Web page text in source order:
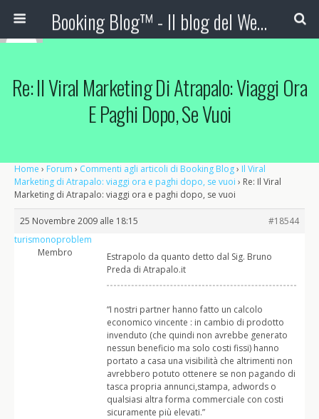
Booking Blog™ - Il blog del Web Marketing Turistico
Re: Il Viral Marketing Di Atrapalo: Viaggi Ora
E Paghi Dopo, Se Vuoi
Home › Forum › Commenti agli articoli di Booking Blog› Il Viral
Marketing di Atrapalo: viaggi ora e paghi dopo, se vuoi › Re: Il Viral
Marketing di Atrapalo: viaggi ora e paghi dopo, se vuoi
25 Novembre 2009 alle 18:15
#18544
turismonoproblem
Membro
Estrapolo da quanto detto dal Sig. Bruno
Preda di Atrapalo.it
“I nostri partner hanno fatto un calcolo
economico vincente : in cambio di prodotto
invenduto (che quindi non avrebbe generato
nessun beneficio ma solo costi fissi) hanno
portato a casa una visibilità che altrimenti non
avrebbero potuto ottenere se non pagando di
tasca propria annunci,stampa, adwords o
qualsiasi altra forma commerciale con costi
sicuramente più elevati.”